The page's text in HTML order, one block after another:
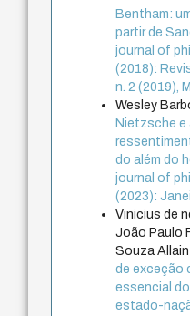
Bentham:
partir de
journal of
(2018):
n. 2 (2019),
Wesley
Nietzsche e
do além do
journal of
(2023):
Vinicius de
João Paulo
Souza
de exceção
essencial
estado-